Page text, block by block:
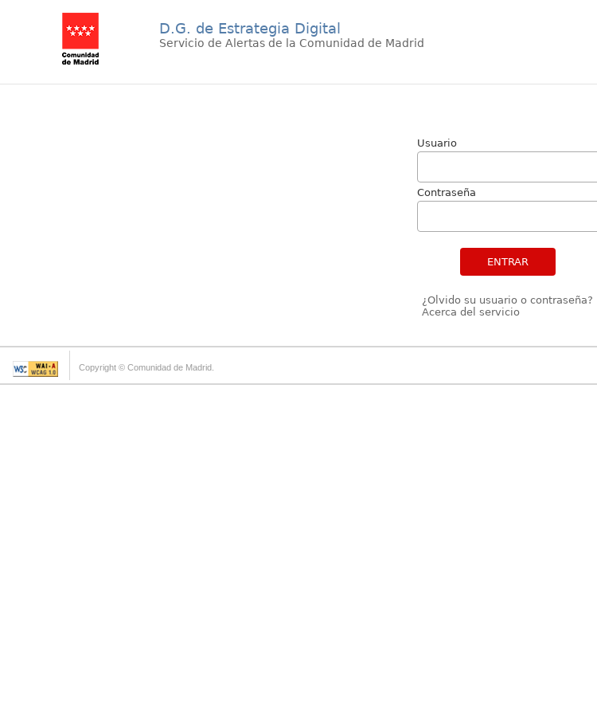
D.G. de Estrategia Digital
Servicio de Alertas de la Comunidad de Madrid
Usuario
Contraseña
ENTRAR
¿Olvido su usuario o contraseña?
Acerca del servicio
Copyright © Comunidad de Madrid.